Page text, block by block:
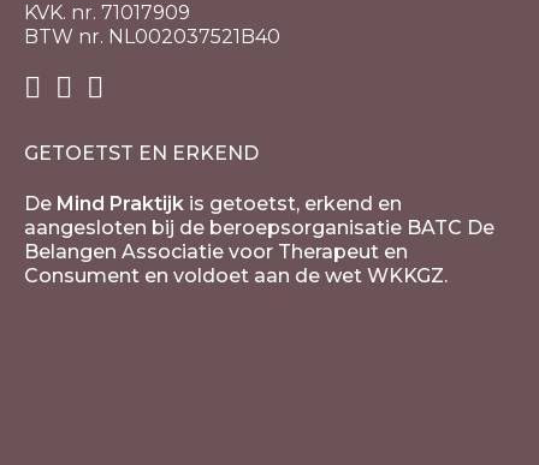
KVK. nr. 71017909
BTW nr. NL002037521B40
GETOETST EN ERKEND
De Mind Praktijk is getoetst, erkend en
aangesloten bij de beroepsorganisatie BATC De
Belangen Associatie voor Therapeut en
Consument en voldoet aan de wet WKKGZ.